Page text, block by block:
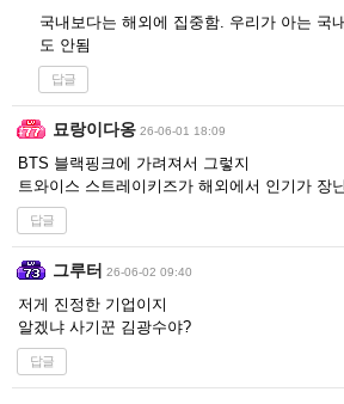
국내보다는 해외에 집중함. 우리가 아는 국
도 안됨
답글
묘랑이다옹 26-06-01 18:09
BTS 블랙핑크에 가려져서 그렇지
트와이스 스트레이키즈가 해외에서 인기가 장
답글
그루터 26-06-02 09:40
저게 진정한 기업이지
알겠냐 사기꾼 김광수야?
답글